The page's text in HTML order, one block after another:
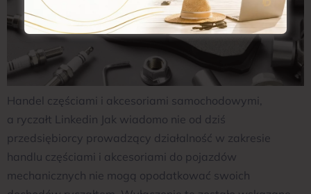
Handel częściami i akcesoriami samochodowymi,
a ryczałt Linkedin Jak wiadomo nie od dziś
przedsiębiorcy prowadzący działalność w zakresie
handlu częściami i akcesoriami do pojazdów
mechanicznych nie mogą opodatkować swoich